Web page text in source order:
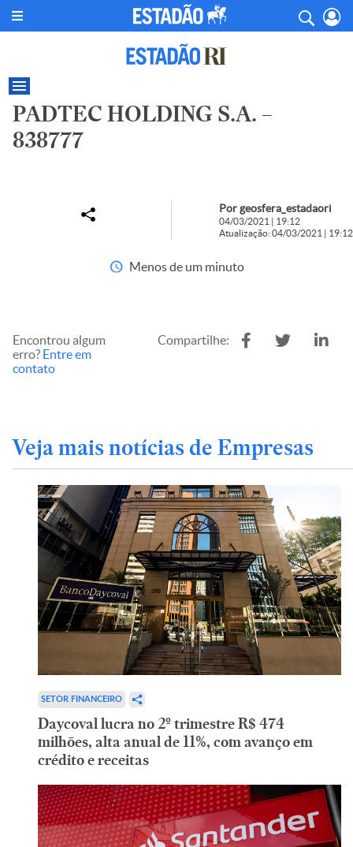
PADTEC HOLDING S.A. –
838777
Por geosfera_estadaori
04/03/2021 | 19:12
Atualização: 04/03/2021 | 19:12
Menos de um minuto
Encontrou algum
erro? Entre em
contato
Compartilhe:
Veja mais notícias de Empresas
SETOR FINANCEIRO
Daycoval lucra no 2º trimestre R$ 474
milhões, alta anual de 11%, com avanço em
crédito e receitas